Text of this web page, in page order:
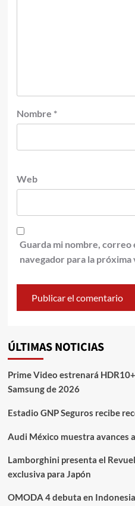
Nombre *
Web
Guarda mi nombre,
navegador para la próxima
ÚLTIMAS NOTICIAS
Prime Video estrenará
Samsung de 2026
Estadio GNP Seguros recibe
Audi México muestra avances
Lamborghini presenta el
exclusiva para Japón
OMODA 4 debuta en